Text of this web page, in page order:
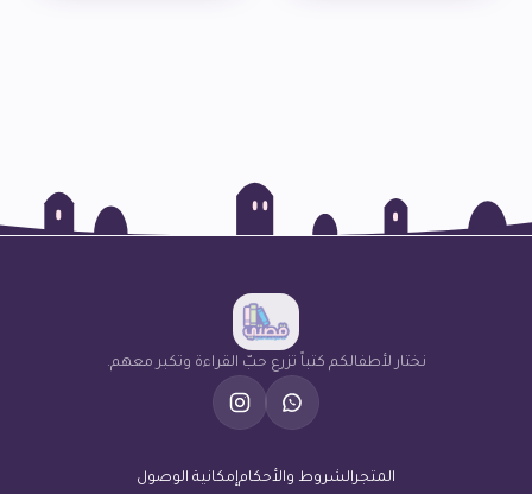
نختار لأطفالكم كتباً تزرع حبّ القراءة وتكبر معهم.
المتجرالشروط والأحكامإمكانية الوصول